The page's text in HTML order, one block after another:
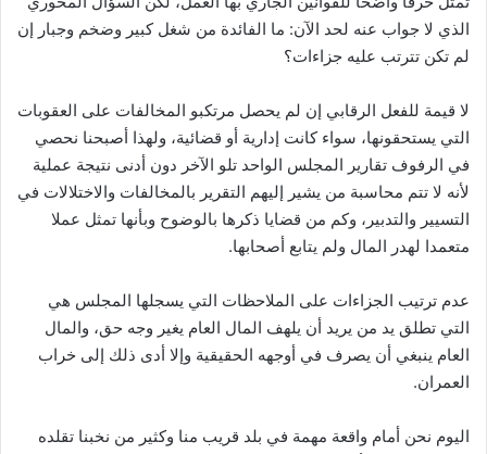
الذي لا جواب عنه لحد الآن: ما الفائدة من شغل كبير وضخم وجبار إن
لم تكن تترتب عليه جزاءات؟
لا قيمة للفعل الرقابي إن لم يحصل مرتكبو المخالفات على العقوبات
التي يستحقونها، سواء كانت إدارية أو قضائية، ولهذا أصبحنا نحصي
في الرفوف تقارير المجلس الواحد تلو الآخر دون أدنى نتيجة عملية
لأنه لا تتم محاسبة من يشير إليهم التقرير بالمخالفات والاختلالات في
التسيير والتدبير، وكم من قضايا ذكرها بالوضوح وبأنها تمثل عملا
متعمدا لهدر المال ولم يتابع أصحابها.
عدم ترتيب الجزاءات على الملاحظات التي يسجلها المجلس هي
التي تطلق يد من يريد أن يلهف المال العام يغير وجه حق، والمال
العام ينبغي أن يصرف في أوجهه الحقيقية وإلا أدى ذلك إلى خراب
العمران.
اليوم نحن أمام واقعة مهمة في بلد قريب منا وكثير من نخبنا تقلده